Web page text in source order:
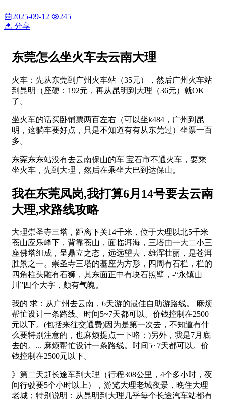
2025-09-12
245
分享
东莞怎么坐火车去云南大理
火车：先从东莞到广州火车站（35元），然后广州火车站
到昆明（座硬：192元，再从昆明到大理（36元）就OK
了。
坐火车的话买卧铺票两百左右（可以坐k484，广州到昆
明，这躺车要好点，只是不知道有有从东莞过）坐票一百
多。
东莞东东站没有去云南保山的车 宝石市不通火车，要乘
坐火车，先到大理，然后在乘坐大巴到达保山。
我在东莞凤岗,我打算6月14号要去云南
大理,求路线攻略
大理崇圣寺三塔，距离下关14千米，位于大理以北5千米
苍山应乐峰下，背靠苍山，面临洱海，三塔由一大二小三
座佛塔组成，呈鼎立之态，远远望去，雄浑壮丽，是苍洱
胜景之一。崇圣寺三塔的基座为方形，四周有石栏，栏的
四角柱头雕有石狮，其东面正中有块石照壁，-“永镇山
川”四个大字，颇有气魄。
我的 求：从广州去云南，6天游的最佳自助游路线。 麻烦
帮忙设计一条路线。时间5~7天都可以。价钱控制在2500
元以下。(包括来往交通费)因为是第一次去，不知道有什
么要特别注意的，也麻烦提点一下咯：)另外，我是7月底
去的。... 麻烦帮忙设计一条路线。时间5~7天都可以。价
钱控制在2500元以下。
》第二天赶长途车到大理（行程308公里，4个多小时，夜
间行驶要5个小时以上），游览大理老城夜景，晚住大理
老城；特别说明：从昆明到大理几乎每个长途汽车站都有